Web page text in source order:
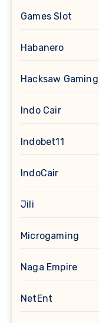
Games Slot
Habanero
Hacksaw Gaming
Indo Cair
Indobet11
IndoCair
Jili
Microgaming
Naga Empire
NetEnt